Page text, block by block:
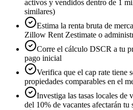
activos y vendidos dentro de 1
similares)
Estima la renta bruta de
Zillow Rent Zestimate o
Corre el cálculo DSCR a tu
pago inicial
Verifica que el cap rate tiene
propiedades comparables en el
Investiga las tasas locales de
del 10% de vacantes afectarán